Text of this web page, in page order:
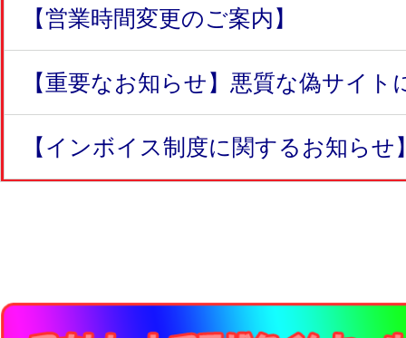
【営業時間変更のご案内】
【重要なお知らせ】悪質な偽サイト
【インボイス制度に関するお知らせ